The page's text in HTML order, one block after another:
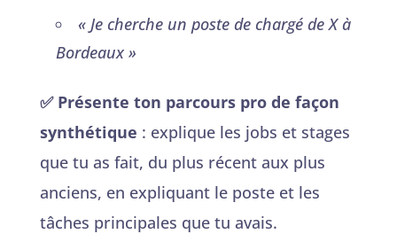
« Je cherche un poste de chargé de X à
Bordeaux »
✅ Présente ton parcours pro de façon
synthétique : explique les jobs et stages
que tu as fait, du plus récent aux plus
anciens, en expliquant le poste et les
tâches principales que tu avais.